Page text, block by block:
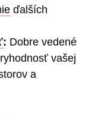
ďalších
: Dobre vedené
vašej
a